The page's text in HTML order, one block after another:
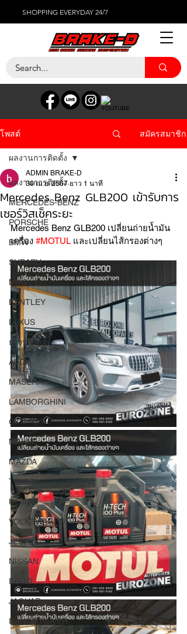
SHOPPING EVERYDAY 24/7
โพสต์ สมัครสมาชิก
ผลงานการติดตั้ง
MERCEDES-BENZ
PORSCHE
BMW
SUBARU
MINI
BENTLEY
LEXUS
ยางรถยนต์
AUDI
MASERATI
LAMBORGHINI
GTR R35
MAHLE
MAZDA
TOYOTA
HONDA
VOLKSWAGEN
JEEP
NISSAN
FORD
JAGUAR
RANGE ROVER
ผลงานการติดตั้ง
Mercedes Benz GLB200 เข้ารับการ
เซอร์วิสเช็คระยะ
ADMIN BRAKE-D
30 เม.ย. 2567 ยาว 1 นาที
Mercedes Benz GLB200 เปลี่ยนถ่ายน้ำมัน
เครื่อง #MOTUL และเปลี่ยนไส้กรองต่างๆ